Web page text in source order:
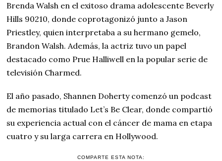
Brenda Walsh en el exitoso drama adolescente Beverly
Hills 90210, donde coprotagonizó junto a Jason
Priestley, quien interpretaba a su hermano gemelo,
Brandon Walsh. Además, la actriz tuvo un papel
destacado como Prue Halliwell en la popular serie de
televisión Charmed.
El año pasado, Shannen Doherty comenzó un podcast
de memorias titulado Let’s Be Clear, donde compartió
su experiencia actual con el cáncer de mama en etapa
cuatro y su larga carrera en Hollywood.
COMPARTE ESTA NOTA: